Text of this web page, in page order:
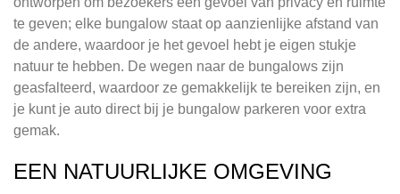
te geven; elke bungalow staat op aanzienlijke afstand van
de andere, waardoor je het gevoel hebt je eigen stukje
natuur te hebben. De wegen naar de bungalows zijn
geasfalteerd, waardoor ze gemakkelijk te bereiken zijn, en
je kunt je auto direct bij je bungalow parkeren voor extra
gemak.
EEN NATUURLIJKE OMGEVING